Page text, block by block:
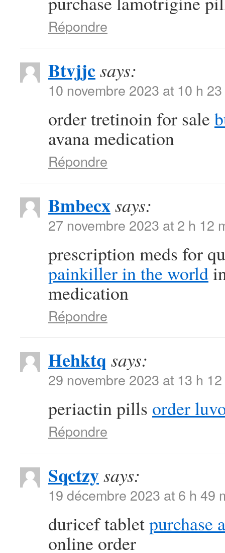
Répondre
Btvjjcsays:
10 novembre 2023 at 10 h
order tretinoin for sale
avana medication
Répondre
Bmbecxsays:
27 novembre 2023 at 2 h 12
prescription meds for
painkiller in the world
medication
Répondre
Hehktq says:
29 novembre 2023 at 13 h
periactin pills order
Répondre
Sqctzysays:
19 décembre 2023 at 6 h 49
duricef tabletpurchase
online order